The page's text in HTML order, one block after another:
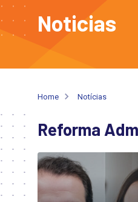
Noticias
Home Notícias
Reforma